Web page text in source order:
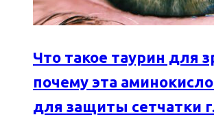
Что такое таурин для
почему эта
для защиты сетчатки